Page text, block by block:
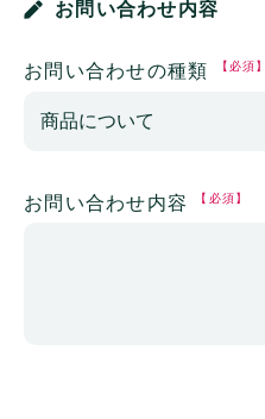
お問い合わせ内容
お問い合わせの種類 【必須】
お問い合わせ内容 【必須】